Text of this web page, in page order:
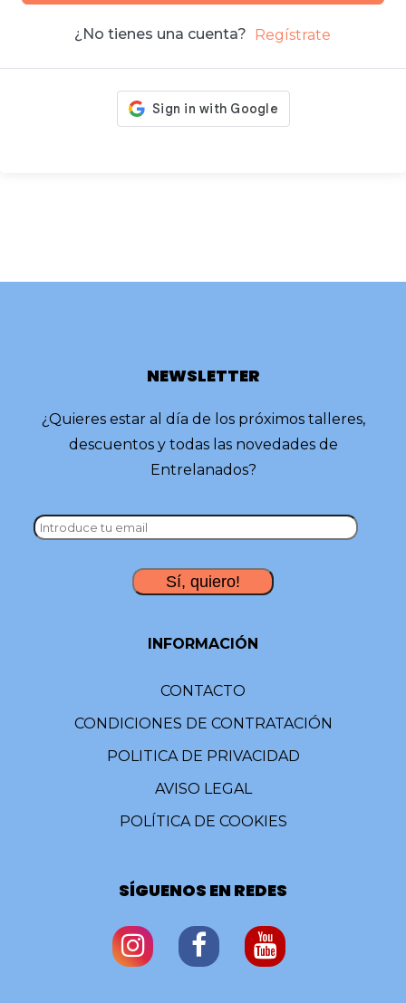
¿No tienes una cuenta? Regístrate
NEWSLETTER
¿Quieres estar al día de los próximos talleres,
descuentos y todas las novedades de
Entrelanados?
INFORMACIÓN
CONTACTO
CONDICIONES DE CONTRATACIÓN
POLITICA DE PRIVACIDAD
AVISO LEGAL
POLÍTICA DE COOKIES
SÍGUENOS EN REDES